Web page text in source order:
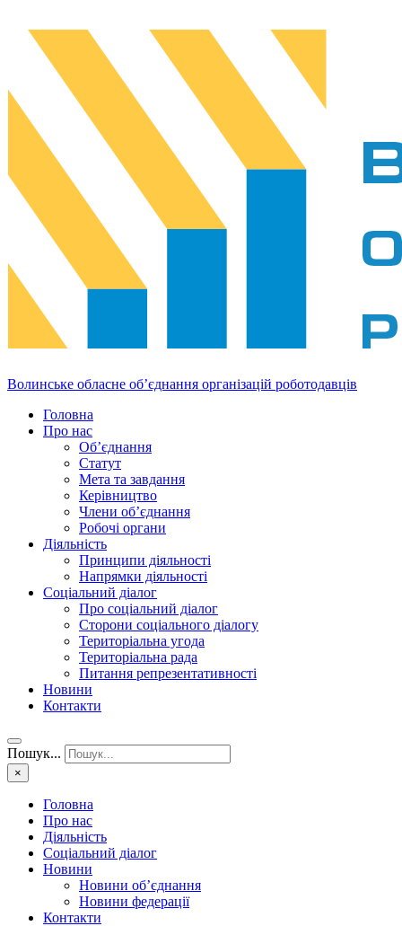
Волинське обласне об’єднання організацій роботодавців
Головна
Про нас
Об’єднання
Статут
Мета та завдання
Керівництво
Члени об’єднання
Робочі органи
Діяльність
Принципи діяльності
Напрямки діяльності
Соціальний діалог
Про соціальний діалог
Сторони соціального діалогу
Територіальна угода
Територіальна рада
Питання репрезентативності
Новини
Контакти
Пошук...
×
Головна
Про нас
Діяльність
Соціальний діалог
Новини
Новини об’єднання
Новини федерації
Контакти